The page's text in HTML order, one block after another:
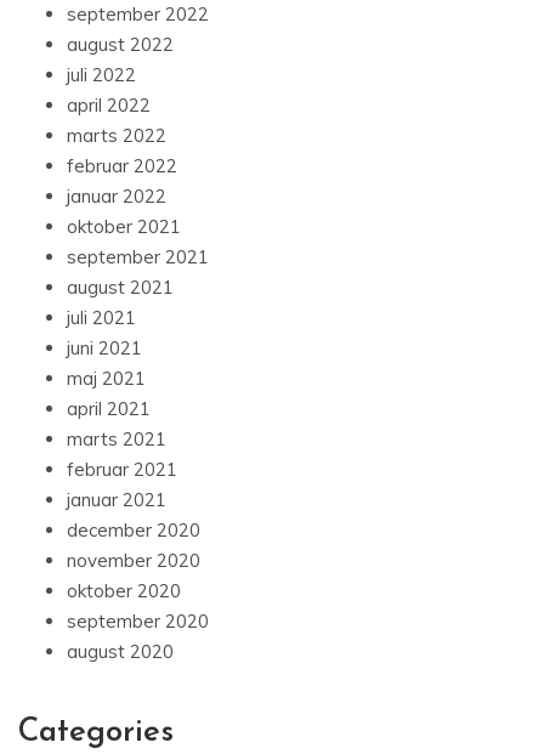
september 2022
august 2022
juli 2022
april 2022
marts 2022
februar 2022
januar 2022
oktober 2021
september 2021
august 2021
juli 2021
juni 2021
maj 2021
april 2021
marts 2021
februar 2021
januar 2021
december 2020
november 2020
oktober 2020
september 2020
august 2020
Categories